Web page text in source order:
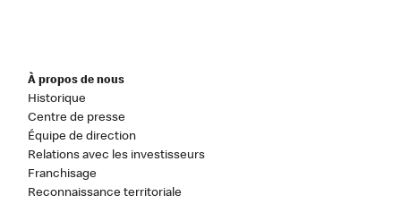
À propos de nous
Historique
Centre de presse
Équipe de direction
Relations avec les investisseurs
Franchisage
Reconnaissance territoriale